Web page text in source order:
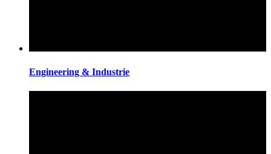
Engineering & Industrie